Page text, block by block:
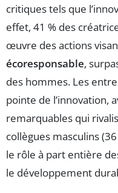
critiques tels que
effet, 41 % des
œuvre des actions
écoresponsable,
des hommes. Les
pointe de l’innovation,
remarquables qui
collègues masculins
le rôle à part entière
le développement